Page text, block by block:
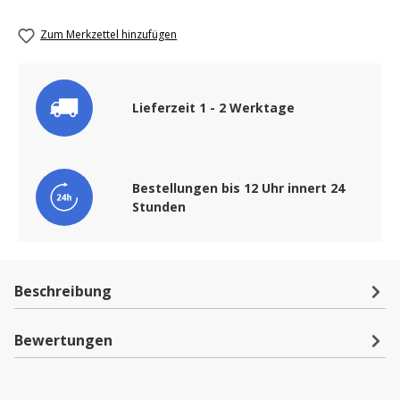
Zum Merkzettel hinzufügen
Lieferzeit 1 - 2 Werktage
Bestellungen bis 12 Uhr innert 24
Stunden
Beschreibung
Bewertungen